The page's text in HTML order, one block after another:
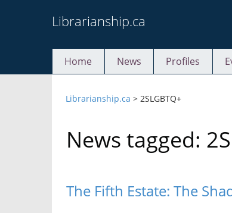
to
Librarianship.ca
Home News Profiles
Librarianship.ca >2SLGBTQ+
News tagged:
The Fifth Estate: The